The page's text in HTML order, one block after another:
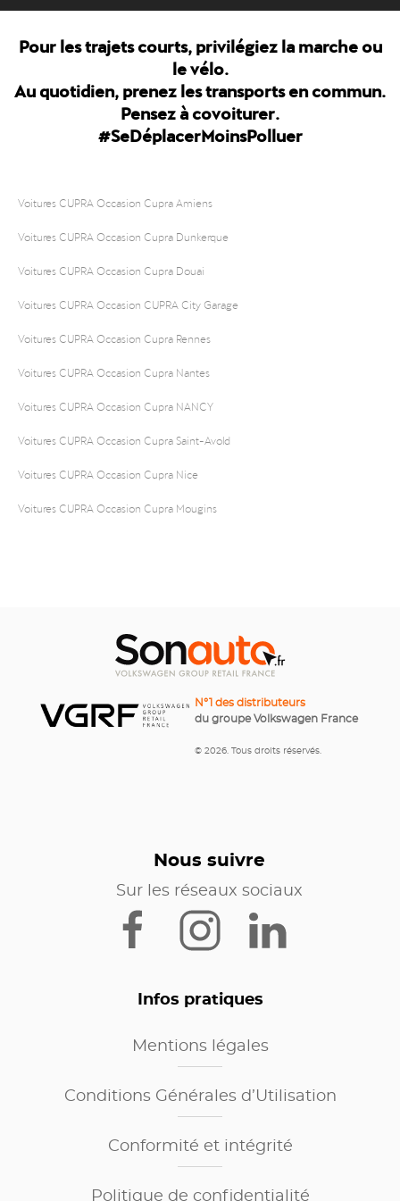
Pour les trajets courts, privilégiez la marche ou
le vélo.
Au quotidien, prenez les transports en commun.
Pensez à covoiturer.
#SeDéplacerMoinsPolluer
Voitures CUPRA Occasion Cupra Amiens
Voitures CUPRA Occasion Cupra Dunkerque
Voitures CUPRA Occasion Cupra Douai
Voitures CUPRA Occasion CUPRA City Garage
Voitures CUPRA Occasion Cupra Rennes
Voitures CUPRA Occasion Cupra Nantes
Voitures CUPRA Occasion Cupra NANCY
Voitures CUPRA Occasion Cupra Saint-Avold
Voitures CUPRA Occasion Cupra Nice
Voitures CUPRA Occasion Cupra Mougins
N°1 des distributeurs
du groupe Volkswagen France
© 2026. Tous droits réservés.
Nous suivre
Sur les réseaux sociaux
Infos pratiques
Mentions légales
Conditions Générales d’Utilisation
Conformité et intégrité
Politique de confidentialité